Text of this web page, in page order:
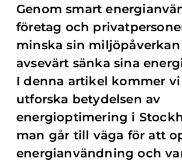
Genom smart
företag och
minska sin
avsevärt sänka sina
I denna artikel kommer
utforska betydelsen av
energioptimering i
man går till väga för att
energianvändning och